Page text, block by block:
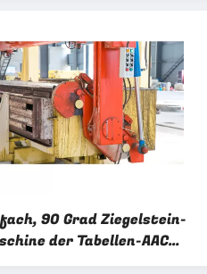
90 Grad Ziegelstein-
der Tabellen-AAC
reparierend